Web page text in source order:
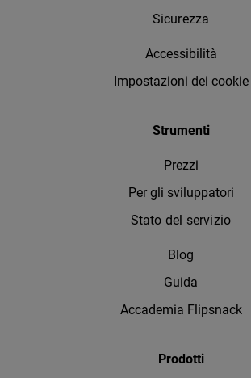
Sicurezza
Accessibilità
Impostazioni dei cookie
Strumenti
Prezzi
Per gli sviluppatori
Stato del servizio
Blog
Guida
Accademia Flipsnack
Prodotti